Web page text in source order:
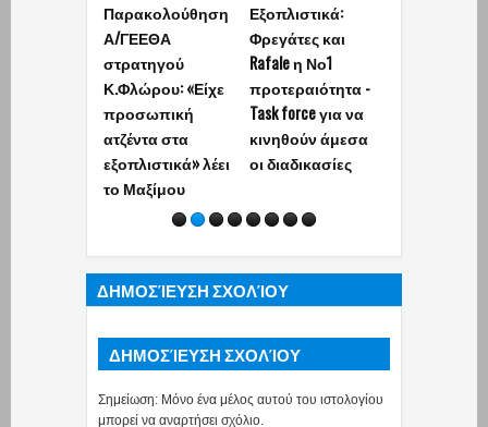
Παρακολούθηση
Α/ΓΕΕΘΑ
στρατηγού
Κ.Φλώρου: «Είχε
προσωπική
ατζέντα στα
εξοπλιστικά» λέει
το Μαξίμου
Εξοπλιστικά:
Φρεγάτες και
Rafale η Νο1
προτεραιότητα -
Task force για να
κινηθούν άμεσα
οι διαδικασίες
ΔΗΜΟΣΊΕΥΣΗ ΣΧΟΛΊΟΥ
ΔΗΜΟΣΊΕΥΣΗ ΣΧΟΛΊΟΥ
Σημείωση: Μόνο ένα μέλος αυτού του ιστολογίου
μπορεί να αναρτήσει σχόλιο.